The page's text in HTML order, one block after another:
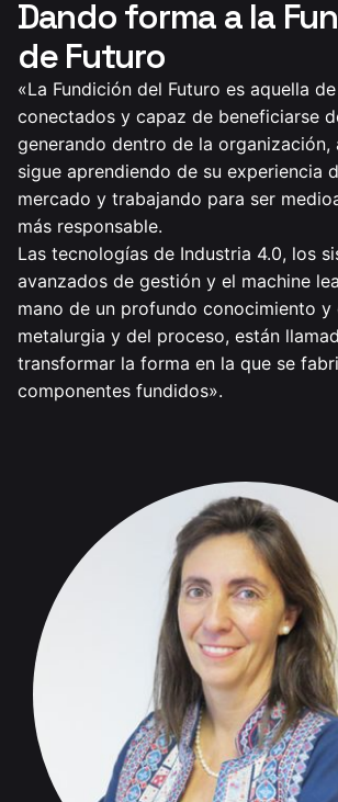
Dando forma a la
de Futuro
«La Fundición del Futuro es aquella
conectados y capaz de beneficiarse
generando dentro de la organización,
sigue aprendiendo de su experiencia
mercado y trabajando para ser
más responsable.
Las tecnologías de Industria 4.0, los
avanzados de gestión y el machine
mano de un profundo conocimiento
metalurgia y del proceso, están
transformar la forma en la que se
componentes fundidos».